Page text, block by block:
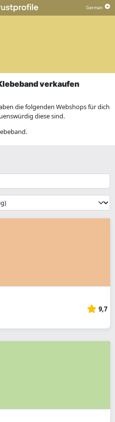
verkaufen
die folgenden Webshops für dich
diese sind.
9,7